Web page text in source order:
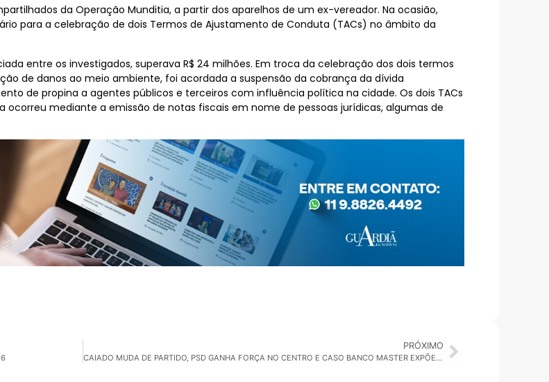
da Operação Munditia, a partir dos aparelhos de um ex-vereador. Na ocasião,
para a celebração de dois Termos de Ajustamento de Conduta (TACs) no âmbito da
entre os investigados, superava R$ 24 milhões. Em troca da celebração dos dois termos
de danos ao meio ambiente, foi acordada a suspensão da cobrança da dívida
de propina a agentes públicos e terceiros com influência política na cidade. Os dois TACs
mediante a emissão de notas fiscais em nome de pessoas jurídicas, algumas de
PRÓXIMO
CAIADO MUDA DE PARTIDO, PSD GANHA FORÇA NO CENTRO E CASO BANCO MASTER EXPÕE CRISE ENTRE STF, PLANALTO E CONGRESSO